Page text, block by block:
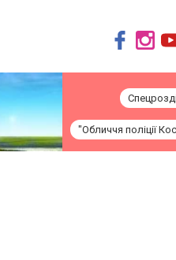
"Обличчя поліції